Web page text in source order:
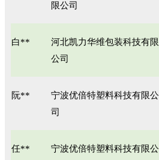
限公司
白**
河北凯力华维包装科技有限
公司
阮**
宁波优倍特塑料科技有限公
司
任**
宁波优倍特塑料科技有限公